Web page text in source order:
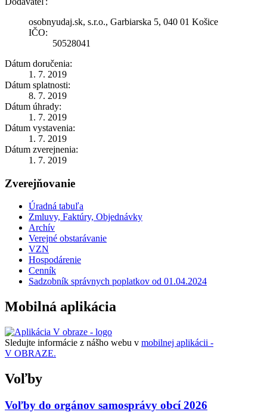
osobnyudaj.sk, s.r.o., Garbiarska 5, 040 01 Košice
IČO:
50528041
Dátum doručenia:
1. 7. 2019
Dátum splatnosti:
8. 7. 2019
Dátum úhrady:
1. 7. 2019
Dátum vystavenia:
1. 7. 2019
Dátum zverejnenia:
1. 7. 2019
Zverejňovanie
Úradná tabuľa
Zmluvy, Faktúry, Objednávky
Archív
Verejné obstarávanie
VZN
Hospodárenie
Cenník
Sadzobník správnych poplatkov od 01.04.2024
Mobilná aplikácia
Sledujte informácie z nášho webu v mobilnej aplikácii -
V OBRAZE.
Voľby
Voľby do orgánov samosprávy obcí 2026